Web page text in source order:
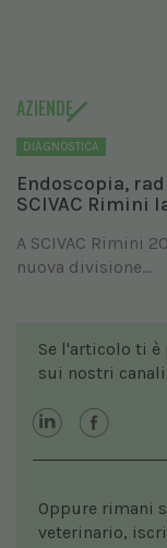
AZIENDE
DIAGNOSTICA
Endoscopia,
SCIVAC Rimini
A SCIVAC Rimini
nuova divisione...
Se l'articolo ti
sui nostri
Oppure rimani
veterinario,